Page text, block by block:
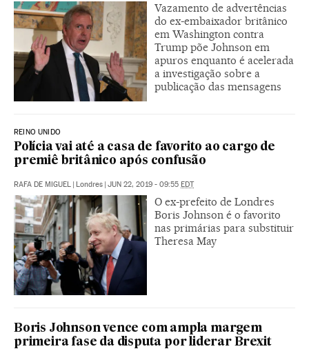
Vazamento de advertências
do ex-embaixador britânico
em Washington contra
Trump põe Johnson em
apuros enquanto é acelerada
a investigação sobre a
publicação das mensagens
REINO UNIDO
Polícia vai até a casa de favorito ao cargo de
premiê britânico após confusão
RAFA DE MIGUEL | Londres | JUN 22, 2019 - 09:55 EDT
O ex-prefeito de Londres
Boris Johnson é o favorito
nas primárias para substituir
Theresa May
Boris Johnson vence com ampla margem
primeira fase da disputa por liderar Brexit